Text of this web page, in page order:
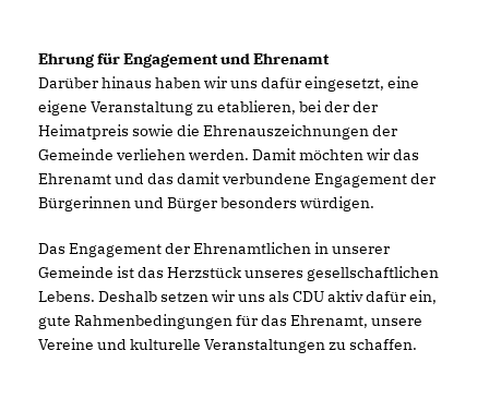
Ehrung für Engagement und Ehrenamt
Darüber hinaus haben wir uns dafür eingesetzt, eine
eigene Veranstaltung zu etablieren, bei der der
Heimatpreis sowie die Ehrenauszeichnungen der
Gemeinde verliehen werden. Damit möchten wir das
Ehrenamt und das damit verbundene Engagement der
Bürgerinnen und Bürger besonders würdigen.
Das Engagement der Ehrenamtlichen in unserer
Gemeinde ist das Herzstück unseres gesellschaftlichen
Lebens. Deshalb setzen wir uns als CDU aktiv dafür ein,
gute Rahmenbedingungen für das Ehrenamt, unsere
Vereine und kulturelle Veranstaltungen zu schaffen.